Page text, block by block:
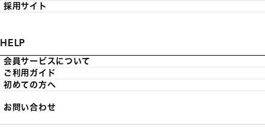
採用サイト
HELP
会員サービスについて
ご利用ガイド
初めての方へ
お問い合わせ